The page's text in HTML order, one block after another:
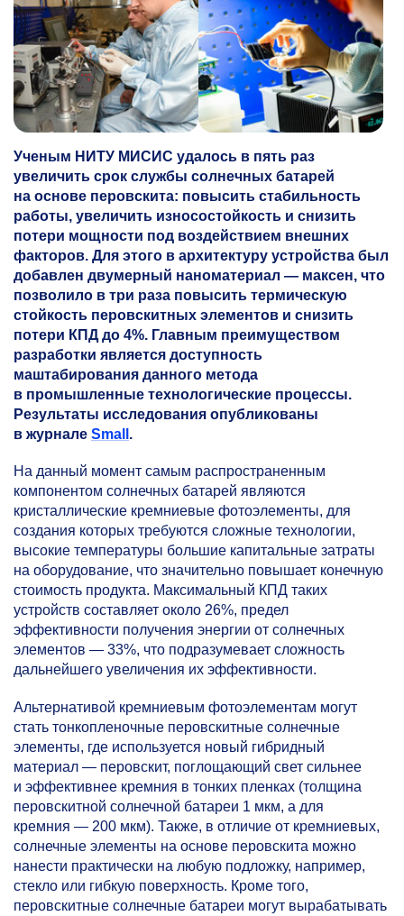
Ученым НИТУ МИСИС удалось в пять раз
увеличить срок службы солнечных батарей
на основе перовскита: повысить стабильность
работы, увеличить износостойкость и снизить
потери мощности под воздействием внешних
факторов. Для этого в архитектуру устройства был
добавлен двумерный наноматериал — максен, что
позволило в три раза повысить термическую
стойкость перовскитных элементов и снизить
потери КПД до 4%. Главным преимуществом
разработки является доступность
маштабирования данного метода
в промышленные технологические процессы.
Результаты исследования опубликованы
в журнале Small .
На данный момент самым распространенным
компонентом солнечных батарей являются
кристаллические кремниевые фотоэлементы, для
создания которых требуются сложные технологии,
высокие температуры большие капитальные затраты
на оборудование, что значительно повышает конечную
стоимость продукта. Максимальный КПД таких
устройств составляет около 26%, предел
эффективности получения энергии от солнечных
элементов — 33%, что подразумевает сложность
дальнейшего увеличения их эффективности.
Альтернативой кремниевым фотоэлементам могут
стать тонкопленочные перовскитные солнечные
элементы, где используется новый гибридный
материал — перовскит, поглощающий свет сильнее
и эффективнее кремния в тонких пленках (толщина
перовскитной солнечной батареи 1 мкм, а для
кремния — 200 мкм). Также, в отличие от кремниевых,
солнечные элементы на основе перовскита можно
нанести практически на любую подложку, например,
стекло или гибкую поверхность. Кроме того,
перовскитные солнечные батареи могут вырабатывать